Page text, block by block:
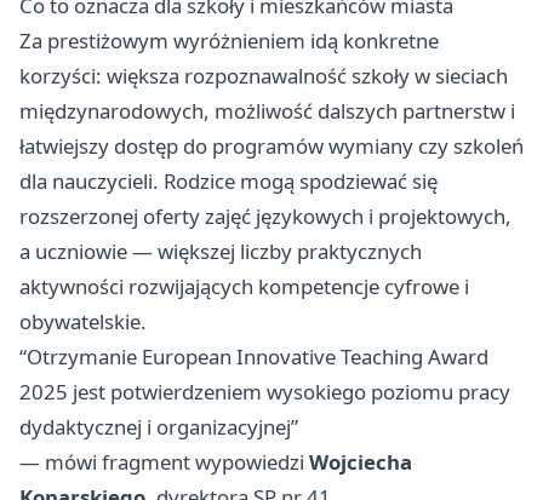
Za prestiżowym wyróżnieniem idą konkretne
korzyści: większa rozpoznawalność szkoły w sieciach
międzynarodowych, możliwość dalszych partnerstw i
łatwiejszy dostęp do programów wymiany czy szkoleń
dla nauczycieli. Rodzice mogą spodziewać się
rozszerzonej oferty zajęć językowych i projektowych,
a uczniowie — większej liczby praktycznych
aktywności rozwijających kompetencje cyfrowe i
obywatelskie.
“Otrzymanie European Innovative Teaching Award
2025 jest potwierdzeniem wysokiego poziomu pracy
dydaktycznej i organizacyjnej”
— mówi fragment wypowiedzi Wojciecha